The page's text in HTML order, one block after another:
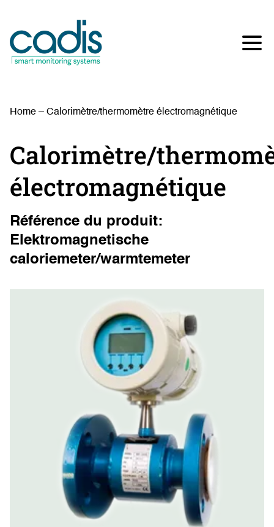
Home – Calorimètre/thermomètre électromagnétique
Calorimètre/
électromagnétique
Référence du produit:
Elektromagnetische
caloriemeter/warmtemeter